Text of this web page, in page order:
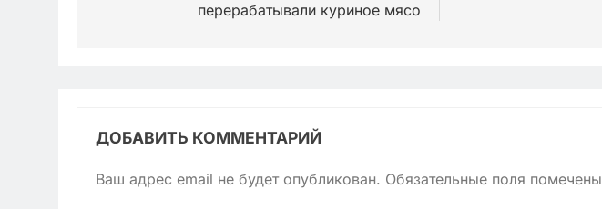
перерабатывали куриное мясо
ДОБАВИТЬ КОММЕНТАРИЙ
Ваш адрес email не будет опубликован. Обязательные поля помечены